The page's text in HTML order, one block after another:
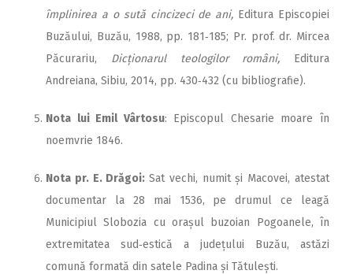
împlinirea a o sută cincizeci de ani, Editura Episcopiei
Buzăului, Buzău, 1988, pp. 181‑185; Pr. prof. dr. Mircea
Păcurariu, Dicționarul teologilor români, Editura
Andreiana, Sibiu, 2014, pp. 430‑432 (cu bibliografie).
Nota lui Emil Vârtosu: Episcopul Chesarie moare în
noemvrie 1846.
Nota pr. E. Drăgoi:Sat vechi, numit și Macovei, atestat
documentar la 28 mai 1536, pe drumul ce leagă
Municipiul Slobozia cu orașul buzoian Pogoanele, în
extremitatea sud‑estică a județului Buzău, astăzi
comună formată din satele Padina și Tătulești.